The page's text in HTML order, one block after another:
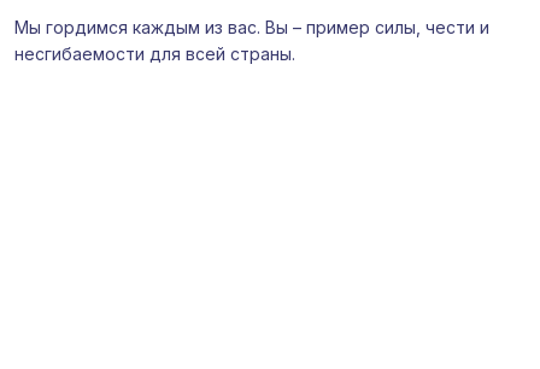
Мы гордимся каждым из вас. Вы – пример силы, чести и
несгибаемости для всей страны.